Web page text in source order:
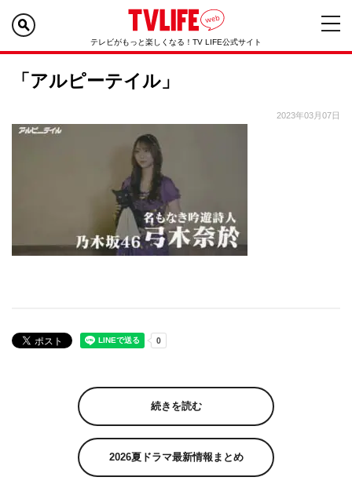
テレビがもっと楽しくなる！TV LIFE公式サイト
「アルピーテイル」
2023年03月07日
続きを読む
2026夏ドラマ最新情報まとめ